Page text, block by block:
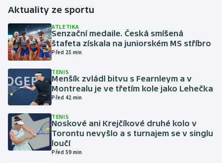
Golf
Gymnastika
Házená
Jezdectví
Judo
Krasobruslení
Lezení
Aktuality ze sportu
ATLETIKA
Senzační medaile. Česká smíšená
štafeta získala na juniorském MS stříbro
Před 25 min
TENIS
Menšík zvládl bitvu s Fearnleym a v
Montrealu je ve třetím kole jako Lehečka
Před 42 min
TENIS
Noskové ani Krejčíkové druhé kolo v
Torontu nevyšlo a s turnajem se v singlu
loučí
Před 59 min